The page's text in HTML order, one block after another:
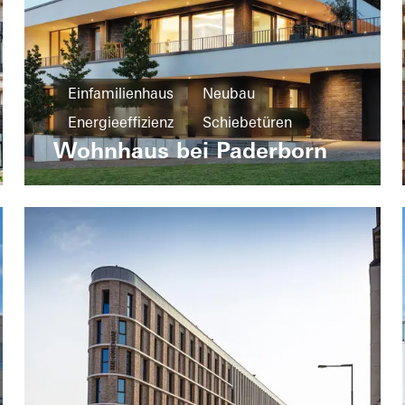
Einfamilienhaus
Neubau
Energieeffizienz
Schiebetüren
Türen
Fenster Deutschland
Wohnhaus bei Paderborn